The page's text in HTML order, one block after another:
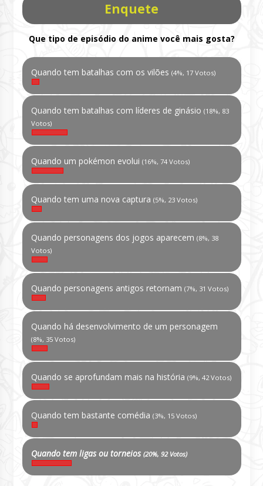
Enquete
Que tipo de episódio do anime você mais gosta?
Quando tem batalhas com os vilões (4%, 17 Votos)
Quando tem batalhas com líderes de ginásio (18%, 83
Votos)
Quando um pokémon evolui (16%, 74 Votos)
Quando tem uma nova captura (5%, 23 Votos)
Quando personagens dos jogos aparecem (8%, 38
Votos)
Quando personagens antigos retornam (7%, 31 Votos)
Quando há desenvolvimento de um personagem
(8%, 35 Votos)
Quando se aprofundam mais na história (9%, 42 Votos)
Quando tem bastante comédia (3%, 15 Votos)
Quando tem ligas ou torneios (20%, 92 Votos)